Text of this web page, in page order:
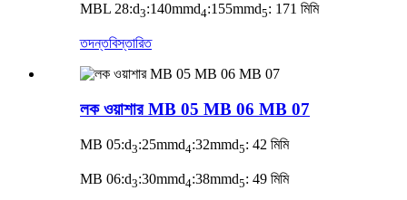
MBL 28:d3:140mmd4:155mmd5: 171 মিমি
তদন্তবিস্তারিত
লক ওয়াশার MB 05 MB 06 MB 07
MB 05:d3:25mmd4:32mmd5: 42 মিমি
MB 06:d3:30mmd4:38mmd5: 49 মিমি